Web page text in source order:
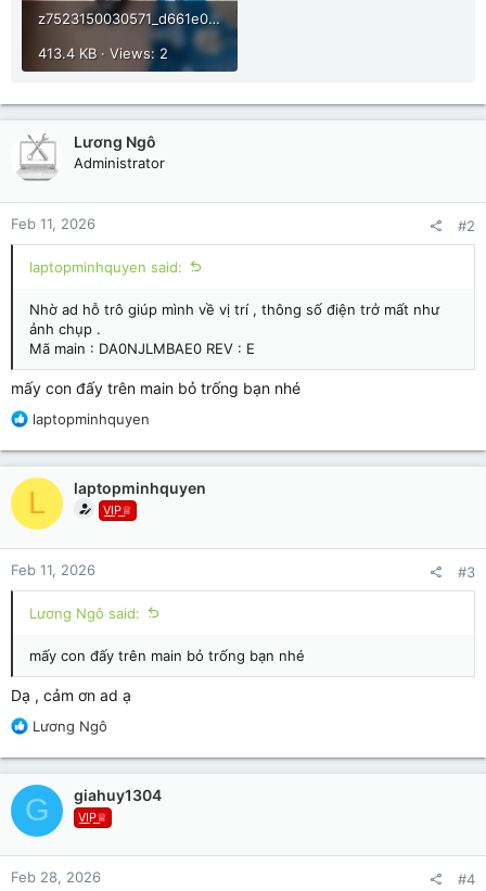
z7523150030571_d661e0830ab9bf4827c6c23a0ee0bcda.jpg
413.4 KB · Views: 2
Lương Ngô
Administrator
Feb 11, 2026 #2
laptopminhquyen said:
Nhờ ad hỗ trô giúp mình về vị trí , thông số điện trở mất như
ảnh chụp .
Mã main : DA0NJLMBAE0 REV : E
mấy con đấy trên main bỏ trống bạn nhé
R
a
c
t
i
o
n
s
:
laptopminhquyen
L laptopminhquyen
V͟I͟P͟♕
Feb 11, 2026 #3
Lương Ngô said:
mấy con đấy trên main bỏ trống bạn nhé
Dạ , cảm ơn ad ạ
R
a
c
t
i
o
n
s
Lương Ngô
G giahuy1304
V͟I͟P͟♕
Feb 28, 2026 #4